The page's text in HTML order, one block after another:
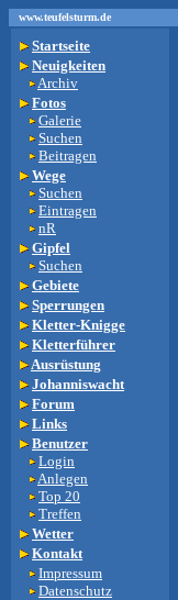
www.teufelsturm.de
Startseite
Neuigkeiten
Archiv
Fotos
Galerie
Suchen
Beitragen
Wege
Suchen
Eintragen
nR
Gipfel
Suchen
Gebiete
Sperrungen
Kletter-Knigge
Kletterführer
Ausrüstung
Johanniswacht
Forum
Links
Benutzer
Login
Anlegen
Top 20
Treffen
Wetter
Kontakt
Impressum
Datenschutz